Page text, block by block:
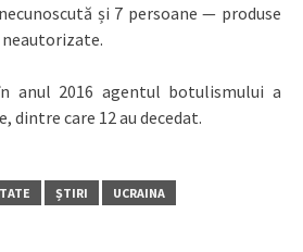
și 7 persoane — produse
anul 2016 agentul botulismului a
dintre care 12 au decedat.
ȘTIRI UCRAINA